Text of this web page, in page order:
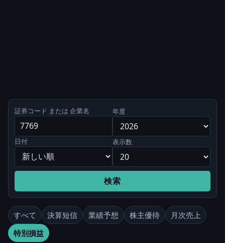
証券コード または 企業名 年度
日付 表示数
検索
すべて 決算短信 業績予想 株主優待
月次売上
特別損益